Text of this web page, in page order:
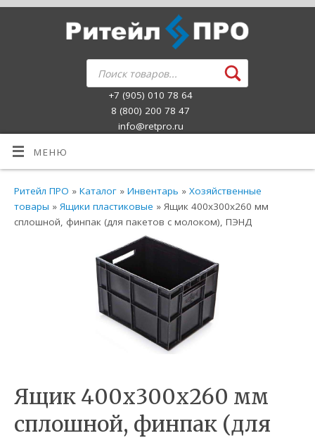
+7 (905) 010 78 64
8 (800) 200 78 47
info@retpro.ru
МЕНЮ
Ритейл ПРО »Каталог »Инвентарь »Хозяйственные
товары »Ящики пластиковые » Ящик 400х300х260 мм
сплошной, финпак (для пакетов с молоком), ПЭНД
Ящик 400х300х260 мм
сплошной, финпак (для